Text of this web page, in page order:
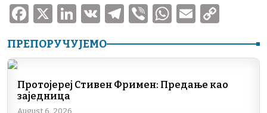
F
a
c
b
o
X
Li
n
k
dI
V
K
T
el
e
a
V
ib
er
W
h
at
A
E
m
ai p
Li
ПРЕПОРУЧУЈЕМО
Протојереј Стивен Фримен: Предање као
заједница
August 6, 2026